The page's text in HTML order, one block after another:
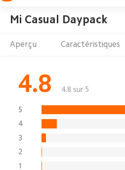
Mi Casual Daypack
Aperçu Caractéristiques
4.8 4.8 sur 5
5
4
3
2
1